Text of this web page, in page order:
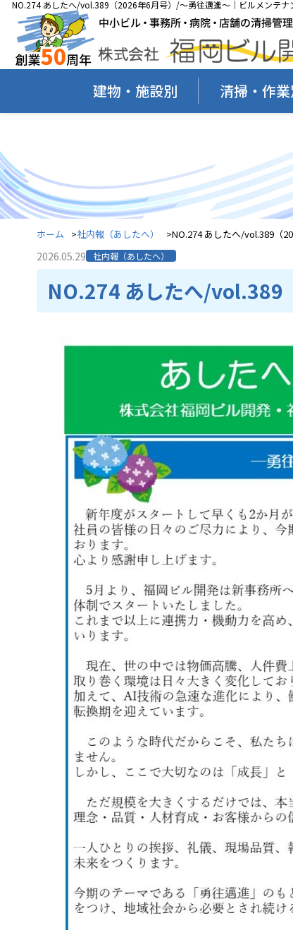
NO.274 あしたへ/vol.389（2026年6月号）/～勇往邁進～｜ビルメンテ
建物・施設別 清掃・作
ホーム 社内報（あしたへ） NO.274 あしたへ/vol.389（
2026.05.29 社内報（あしたへ）
NO.274 あしたへ/vol.389